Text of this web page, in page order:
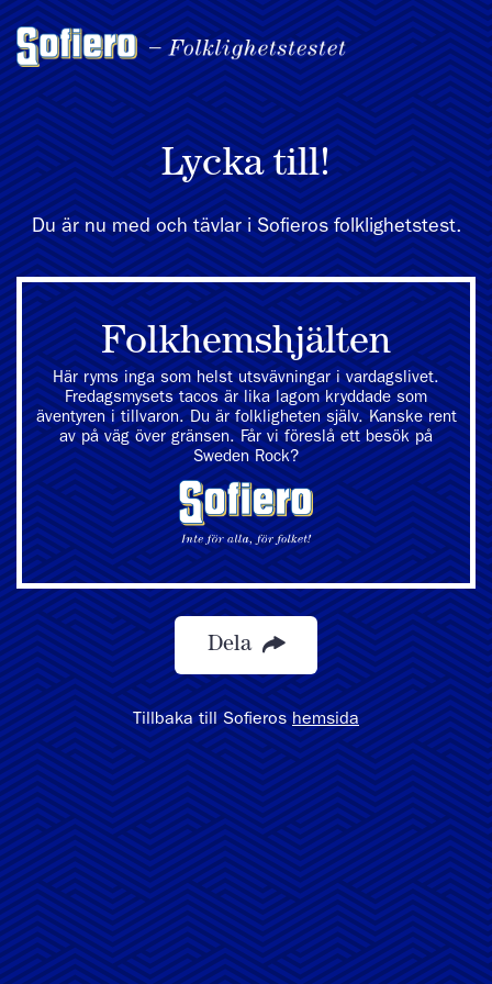
Lycka till!
Du är nu med och tävlar i Sofieros folklighetstest.
Folkhemshjälten
Här ryms inga som helst utsvävningar i vardagslivet.
Fredagsmysets tacos är lika lagom kryddade som
äventyren i tillvaron. Du är folkligheten själv. Kanske rent
av på väg över gränsen. Får vi föreslå ett besök på
Sweden Rock?
Dela
Tillbaka till Sofieroshemsida